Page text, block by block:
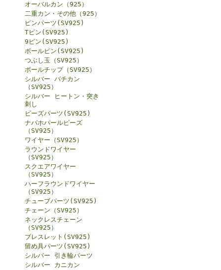
オーバルカン（925）
二重カン・その他（925）
ピンパーツ(SV925)
Tピン(SV925)
9ピン(SV925)
ボールピン(SV925)
つぶし玉（SV925）
ボールチップ（SV925）
シルバー バチカン
（SV925）
シルバー ヒートン・突き
刺し
ビーズパーツ(SV925)
ナバホパールビーズ
（SV925）
ワイヤー（SV925）
ラウンドワイヤー
（SV925）
スクエアワイヤー
（SV925）
ハーフラウンドワイヤー
（SV925）
チューブパーツ(SV925)
チェーン（SV925）
ネックレスチェーン
（SV925）
ブレスレット(SV925)
留め具パーツ(SV925)
シルバー 引き輪パーツ
シルバー カニカン